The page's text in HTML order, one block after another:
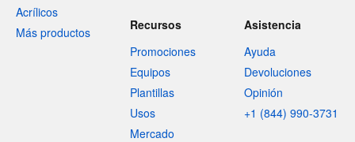
Acrílicos
Más productos
Recursos
Promociones
Equipos
Plantillas
Usos
Mercado
Asistencia
Ayuda
Devoluciones
Opinión
+1 (844) 990-3731